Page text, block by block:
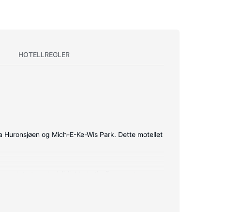
HOTELLREGLER
og Mich-E-Ke-Wis Park. Dette motellet
har kaffetrakter/tekoker og rengjøring